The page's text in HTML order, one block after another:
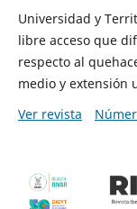
Universidad y
libre acceso que
respecto al
medio y extensión
Ver revista